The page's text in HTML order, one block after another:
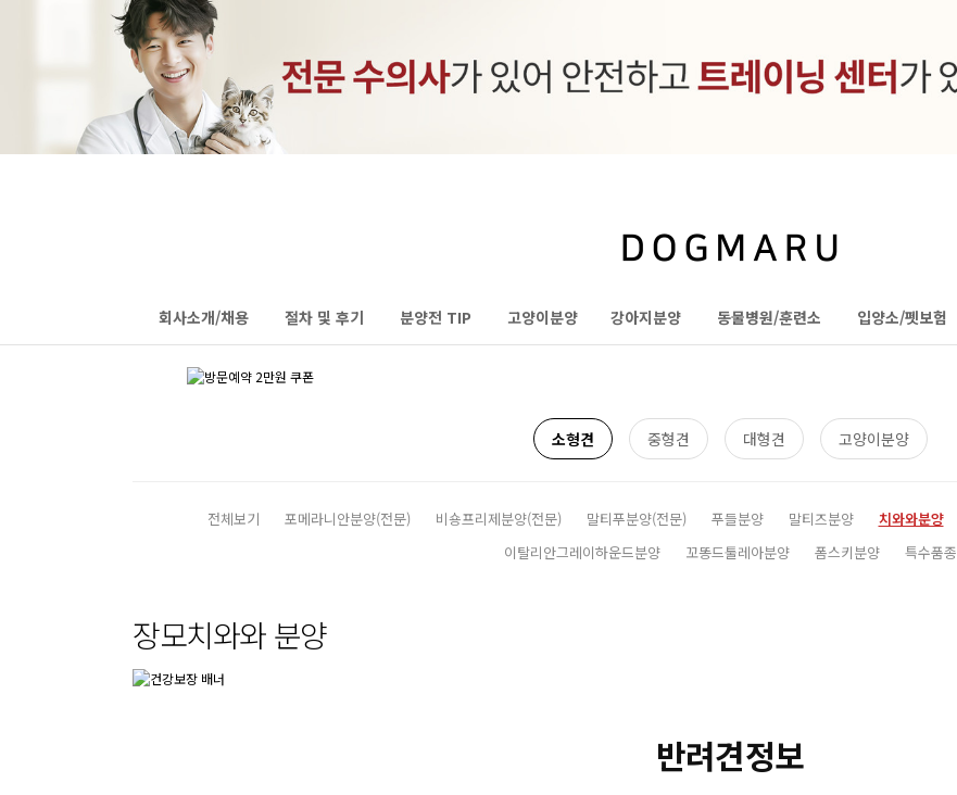
회사소개/채용 절차 및 후기 분양전 TIP 고양이분양 강아지분양 동물병원/훈련소 입양소/펫보험
소형견 중형견 대형견 고양이분양
전체보기 포메라니안분양(전문) 비숑프리제분양(전문) 말티푸분양(전문) 푸들분양 말티즈분양 치와와분양
이탈리안그레이하운드분양
꼬똥드툴레아분양 폼스키분양 특수품종
장모치와와 분양
반려견정보